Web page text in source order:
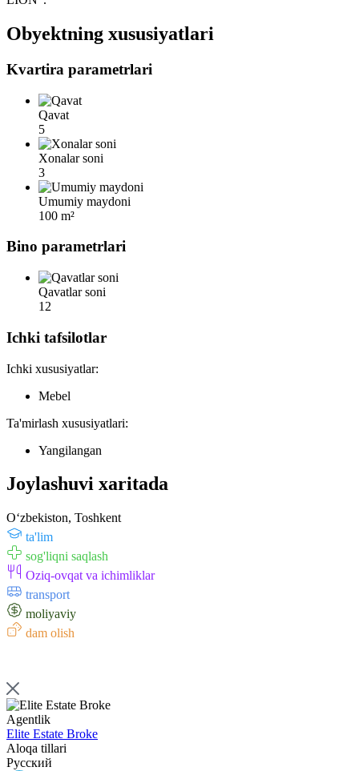
Obyektning xususiyatlari
Kvartira parametrlari
Qavat
5
Xonalar soni
3
Umumiy maydoni
100 m²
Bino parametrlari
Qavatlar soni
12
Ichki tafsilotlar
Ichki xususiyatlar:
Mebel
Ta'mirlash xususiyatlari:
Yangilangan
Joylashuvi xaritada
Oʻzbekiston, Toshkent
ta'lim
sog'liqni saqlash
Oziq-ovqat va ichimliklar
transport
moliyaviy
dam olish
Agentlik
Elite Estate Broke
Aloqa tillari
Русский